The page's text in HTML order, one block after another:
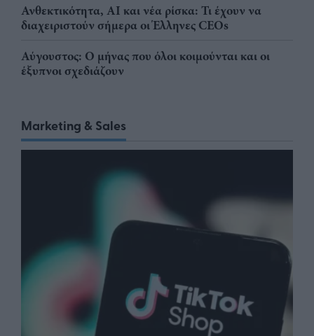
Ανθεκτικότητα, AI και νέα ρίσκα: Τι έχουν να
διαχειριστούν σήμερα οι Έλληνες CEOs
Αύγουστος: Ο μήνας που όλοι κοιμούνται και οι
έξυπνοι σχεδιάζουν
Marketing & Sales